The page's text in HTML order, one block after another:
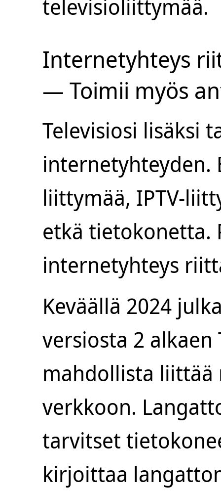
televisioliittymää.
Internetyhteys
— Toimii myös
Televisiosi lisäksi
internetyhteyden.
liittymää, IPTV-
etkä tietokonetta.
internetyhteys
Keväällä 2024
versiosta 2
mahdollista
verkkoon.
tarvitset
kirjoittaa